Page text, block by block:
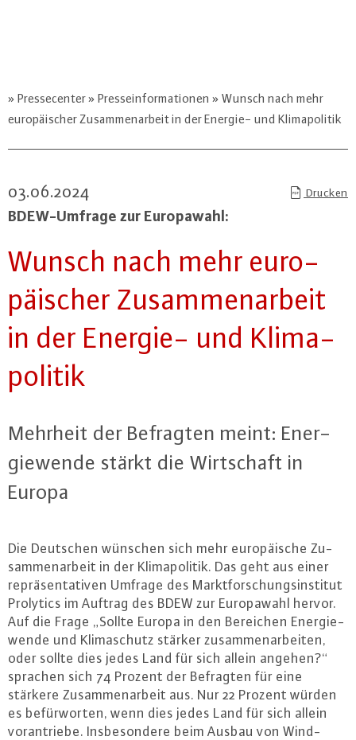
Pressecenter Presseinformationen
Wunsch nach mehr
europäischer Zusammenarbeit in der Energie- und Klimapolitik
03.06.2024 Drucken
BDEW-Um­fra­ge zur Eu­ro­pa­wahl:
Wunsch nach mehr eu­ro­
päi­scher Zu­sam­men­ar­beit
in der Energie- und Kli­ma­
po­li­tik
Mehrheit der Befragten meint: En­er­
gie­wen­de stärkt die Wirt­schaft in
Europa
Die Deutschen wünschen sich mehr eu­ro­päi­sche Zu­
sam­men­ar­beit in der Kli­ma­po­li­tik. Das geht aus einer
re­prä­sen­ta­ti­ven Umfrage des Markt­for­schungs­in­sti­tut
Prolytics im Auftrag des BDEW zur Eu­ro­pa­wahl hervor.
Auf die Frage „Sollte Europa in den Bereichen En­er­gie­
wen­de und Kli­ma­schutz stärker zu­sam­men­ar­bei­ten,
oder sollte dies jedes Land für sich allein angehen?“
sprachen sich 74 Prozent der Befragten für eine
stärkere Zu­sam­men­ar­beit aus. Nur 22 Prozent würden
es be­für­wor­ten, wenn dies jedes Land für sich allein
vor­an­trie­be. Ins­be­son­de­re beim Ausbau von Wind­